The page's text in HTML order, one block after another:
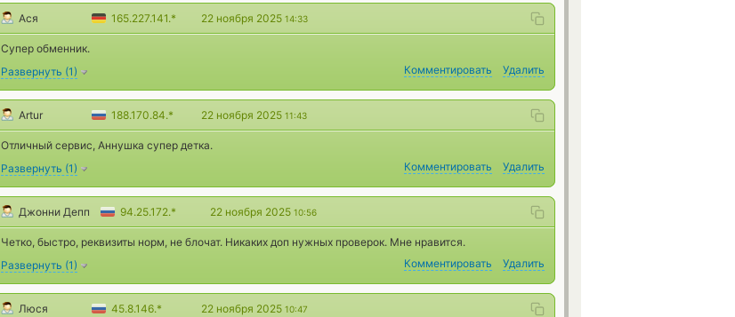
Ася 165.227.141.* 22 ноября 2025 14:33
Супер обменник.
Развернуть (1) Комментировать Удалить
Artur 188.170.84.* 22 ноября 2025 11:43
Отличный сервис, Аннушка супер детка.
Развернуть (1) Комментировать Удалить
Джонни Депп 94.25.172.* 22 ноября 2025 10:56
Четко, быстро, реквизиты норм, не блочат. Никаких доп нужных проверок. Мне нравится.
Развернуть (1) Комментировать Удалить
Люся 45.8.146.* 22 ноября 2025 10:47